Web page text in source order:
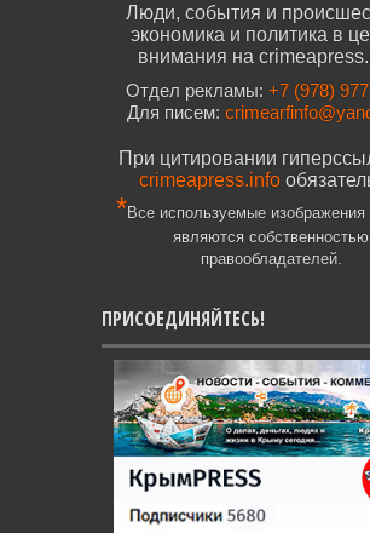
Люди, события и
экономика и политика в
внимания на
Отдел рекламы: +7 (978)
Для писем:
При цитировании
crimeapress.info
*Все используемые изображения
являются собственностью
правообладателей.
ПРИСОЕДИНЯЙТЕСЬ!